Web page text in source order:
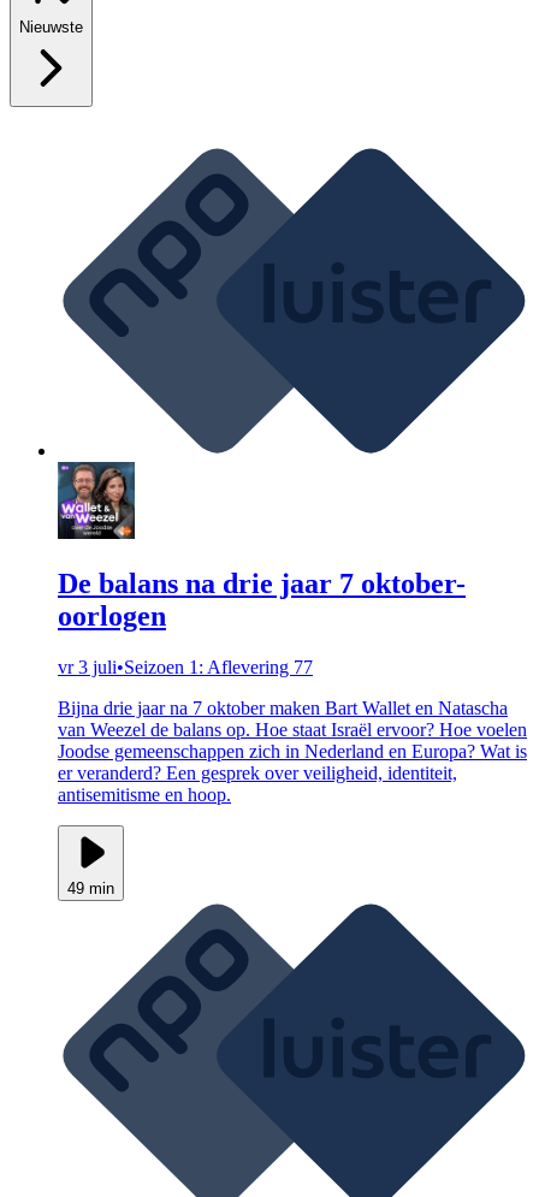
Nieuwste
De balans na drie jaar 7 oktober-
oorlogen
vr 3 juli•Seizoen 1: Aflevering 77
Bijna drie jaar na 7 oktober maken Bart Wallet en Natascha
van Weezel de balans op. Hoe staat Israël ervoor? Hoe voelen
Joodse gemeenschappen zich in Nederland en Europa? Wat is
er veranderd? Een gesprek over veiligheid, identiteit,
antisemitisme en hoop.
49 min